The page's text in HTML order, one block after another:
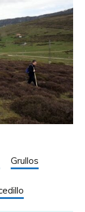
Grullos